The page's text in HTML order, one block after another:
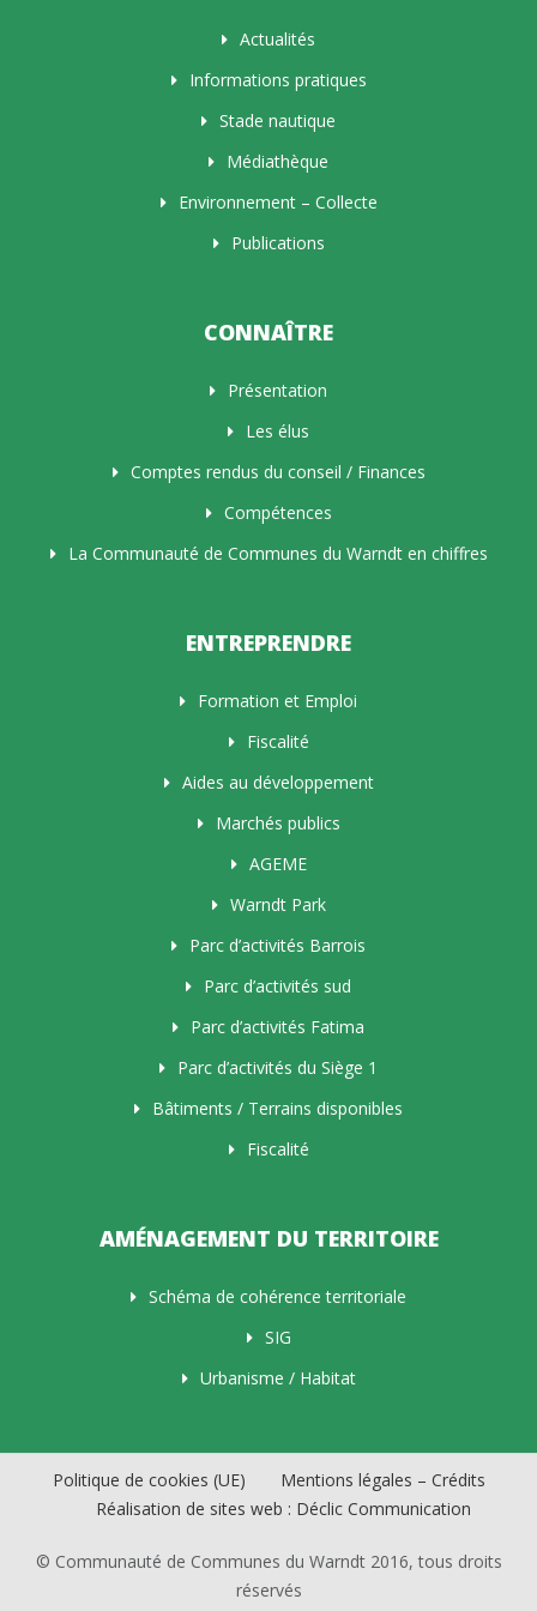
Actualités
Informations pratiques
Stade nautique
Médiathèque
Environnement – Collecte
Publications
CONNAÎTRE
Présentation
Les élus
Comptes rendus du conseil / Finances
Compétences
La Communauté de Communes du Warndt en chiffres
ENTREPRENDRE
Formation et Emploi
Fiscalité
Aides au développement
Marchés publics
AGEME
Warndt Park
Parc d’activités Barrois
Parc d’activités sud
Parc d’activités Fatima
Parc d’activités du Siège 1
Bâtiments / Terrains disponibles
Fiscalité
AMÉNAGEMENT DU TERRITOIRE
Schéma de cohérence territoriale
SIG
Urbanisme / Habitat
Politique de cookies (UE)
Mentions légales – Crédits
Réalisation de sites web : Déclic Communication
© Communauté de Communes du Warndt 2016, tous droits
réservés